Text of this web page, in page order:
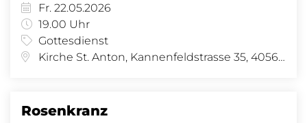
Fr. 22.05.2026
19.00 Uhr
Gottesdienst
Kirche St. Anton, Kannenfeldstrasse 35, 4056 Basel
Rosenkranz